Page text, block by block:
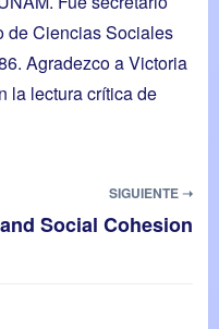
de Ciencias Sociales
Agradezco a Victoria
la lectura crítica de
SIGUIENTE ➝
Social Cohesion